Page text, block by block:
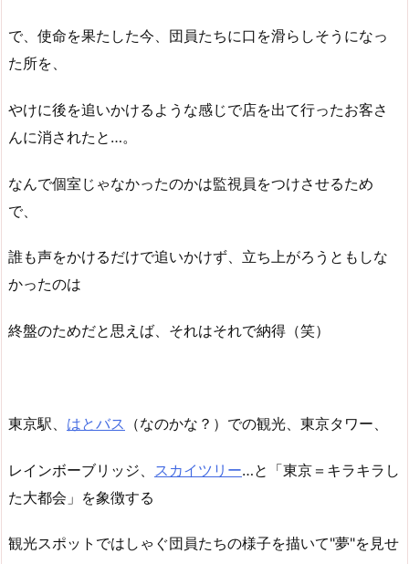
で、使命を果たした今、団員たちに口を滑らしそうになっ
た所を、
やけに後を追いかけるような感じで店を出て行ったお客さ
んに消されたと…。
なんで個室じゃなかったのかは監視員をつけさせるため
で、
誰も声をかけるだけで追いかけず、立ち上がろうともしな
かったのは
終盤のためだと思えば、それはそれで納得（笑）
東京駅、 はとバス （なのかな？）での観光、東京タワー、
レインボーブリッジ、 スカイツリー…と「東京＝キラキラし
た大都会」を象徴する
観光スポットではしゃぐ団員たちの様子を描いて"夢"を見せ